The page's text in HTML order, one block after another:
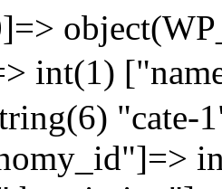
int(1)
"cate-